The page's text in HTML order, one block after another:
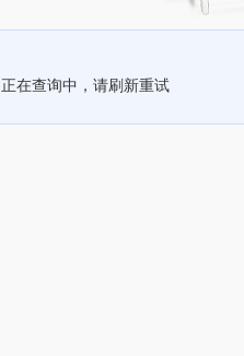
正在查询中，请刷新重试